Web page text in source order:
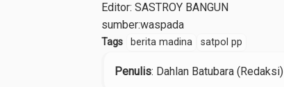
Editor: SASTROY BANGUN
sumber:waspada
Tags berita madina satpol pp
Penulis: Dahlan Batubara (Redaksi)